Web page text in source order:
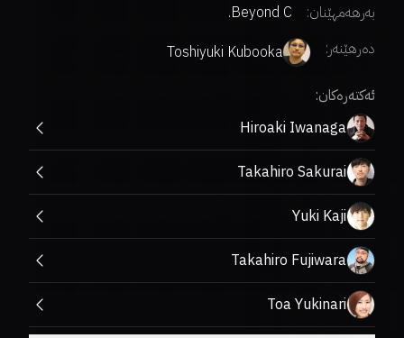
بەرهەمهێنان:
Beyond C.
دەرهێنەر:
Toshiyuki Kubooka
ئەکتەرەکان:
Hiroaki Iwanaga
Takahiro Sakurai
Yuki Kaji
Takahiro Fujiwara
Toa Yukinari